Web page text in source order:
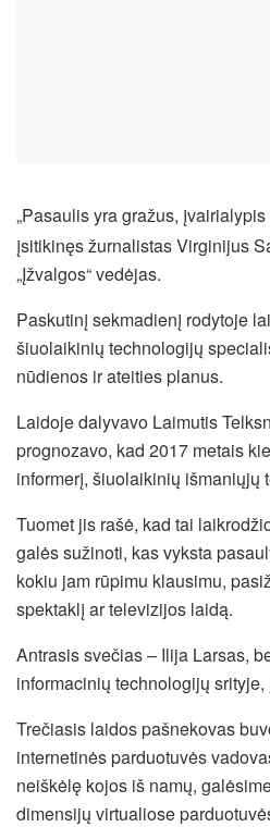
„Pasaulis yra gražus,
įsitikinęs žurnalistas Virginijus
„Įžvalgos“ vedėjas.
Paskutinį sekmadienį rodytoje
šiuolaikinių technologijų
nūdienos ir ateities planus.
Laidoje dalyvavo Laimutis
prognozavo, kad 2017 metais
informerį, šiuolaikinių išmaniųjų
Tuomet jis rašė, kad tai
galės sužinoti, kas vyksta
kokiu jam rūpimu klausimu,
spektaklį ar televizijos laidą.
Antrasis svečias – Ilija Larsas,
informacinių technologijų srityje,
Trečiasis laidos pašnekovas
internetinės parduotuvės
neiškėlę kojos iš namų,
dimensijų virtualiose